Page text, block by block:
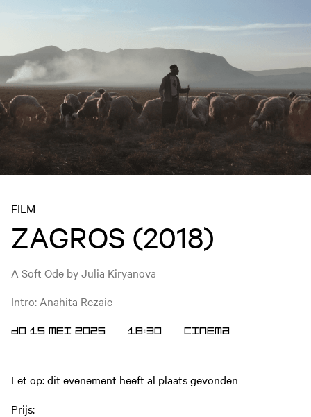
FILM
ZAGROS (2018)
A Soft Ode by Julia Kiryanova
Intro: Anahita Rezaie
DO 15 MEI 2025 18:30 Cinema
Let op: dit evenement heeft al plaats gevonden
Prijs: